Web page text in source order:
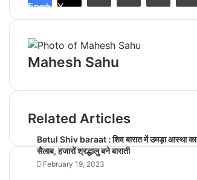
Facebook X
Mahesh Sahu
Related Articles
Betul Shiv baraat : शिव बारात में उमड़ा आस्था का
सैलाब, हजारों श्रद्धालु बने बाराती
February 19, 2023